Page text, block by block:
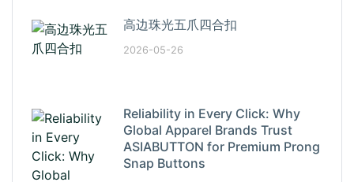
高边珠光五爪四合扣
2026-05-26
Reliability in Every Click: Why
Global Apparel Brands Trust
ASIABUTTON for Premium Prong
Snap Buttons